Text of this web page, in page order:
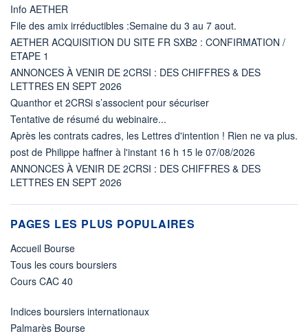
Info AETHER
File des amix irréductibles :Semaine du 3 au 7 aout.
AETHER ACQUISITION DU SITE FR SXB2 : CONFIRMATION /
ETAPE 1
ANNONCES À VENIR DE 2CRSI : DES CHIFFRES & DES
LETTRES EN SEPT 2026
Quanthor et 2CRSi s’associent pour sécuriser
Tentative de résumé du webinaire...
Après les contrats cadres, les Lettres d'intention ! Rien ne va plus.
post de Philippe haffner à l'instant 16 h 15 le 07/08/2026
ANNONCES À VENIR DE 2CRSI : DES CHIFFRES & DES
LETTRES EN SEPT 2026
PAGES LES PLUS POPULAIRES
Accueil Bourse
Tous les cours boursiers
Cours CAC 40
Indices boursiers internationaux
Palmarès Bourse